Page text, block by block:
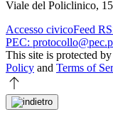
Viale del Policlinico,
Accesso civicoFeed
PEC:
This site is protected
Policy and Terms of